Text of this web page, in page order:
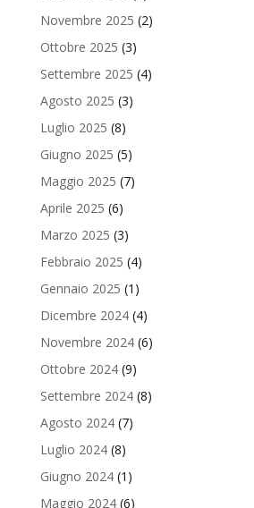
Novembre 2025 (2)
Ottobre 2025 (3)
Settembre 2025 (4)
Agosto 2025 (3)
Luglio 2025 (8)
Giugno 2025 (5)
Maggio 2025 (7)
Aprile 2025 (6)
Marzo 2025 (3)
Febbraio 2025 (4)
Gennaio 2025 (1)
Dicembre 2024(4)
Novembre 2024(6)
Ottobre 2024(9)
Settembre 2024(8)
Agosto 2024(7)
Luglio 2024(8)
Giugno 2024(1)
Maggio 2024(6)